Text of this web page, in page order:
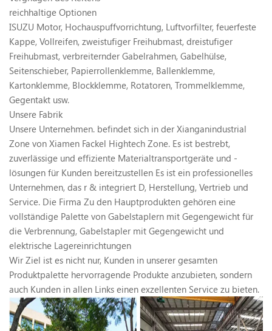
reichhaltige Optionen
ISUZU Motor, Hochauspuffvorrichtung, Luftvorfilter, feuerfeste
Kappe, Vollreifen, zweistufiger Freihubmast, dreistufiger
Freihubmast, verbreiternder Gabelrahmen, Gabelhülse,
Seitenschieber, Papierrollenklemme, Ballenklemme,
Kartonklemme, Blockklemme, Rotatoren, Trommelklemme,
Gegentakt usw.
Unsere Fabrik
Unsere Unternehmen. befindet sich in der Xianganindustrial
Zone von Xiamen Fackel Hightech Zone. Es ist bestrebt,
zuverlässige und effiziente Materialtransportgeräte und -
lösungen für Kunden bereitzustellen Es ist ein professionelles
Unternehmen, das r & integriert D, Herstellung, Vertrieb und
Service. Die Firma Zu den Hauptprodukten gehören eine
vollständige Palette von Gabelstaplern mit Gegengewicht für
die Verbrennung, Gabelstapler mit Gegengewicht und
elektrische Lagereinrichtungen
Wir Ziel ist es nicht nur, Kunden in unserer gesamten
Produktpalette hervorragende Produkte anzubieten, sondern
auch Kunden in allen Links einen exzellenten Service zu bieten.